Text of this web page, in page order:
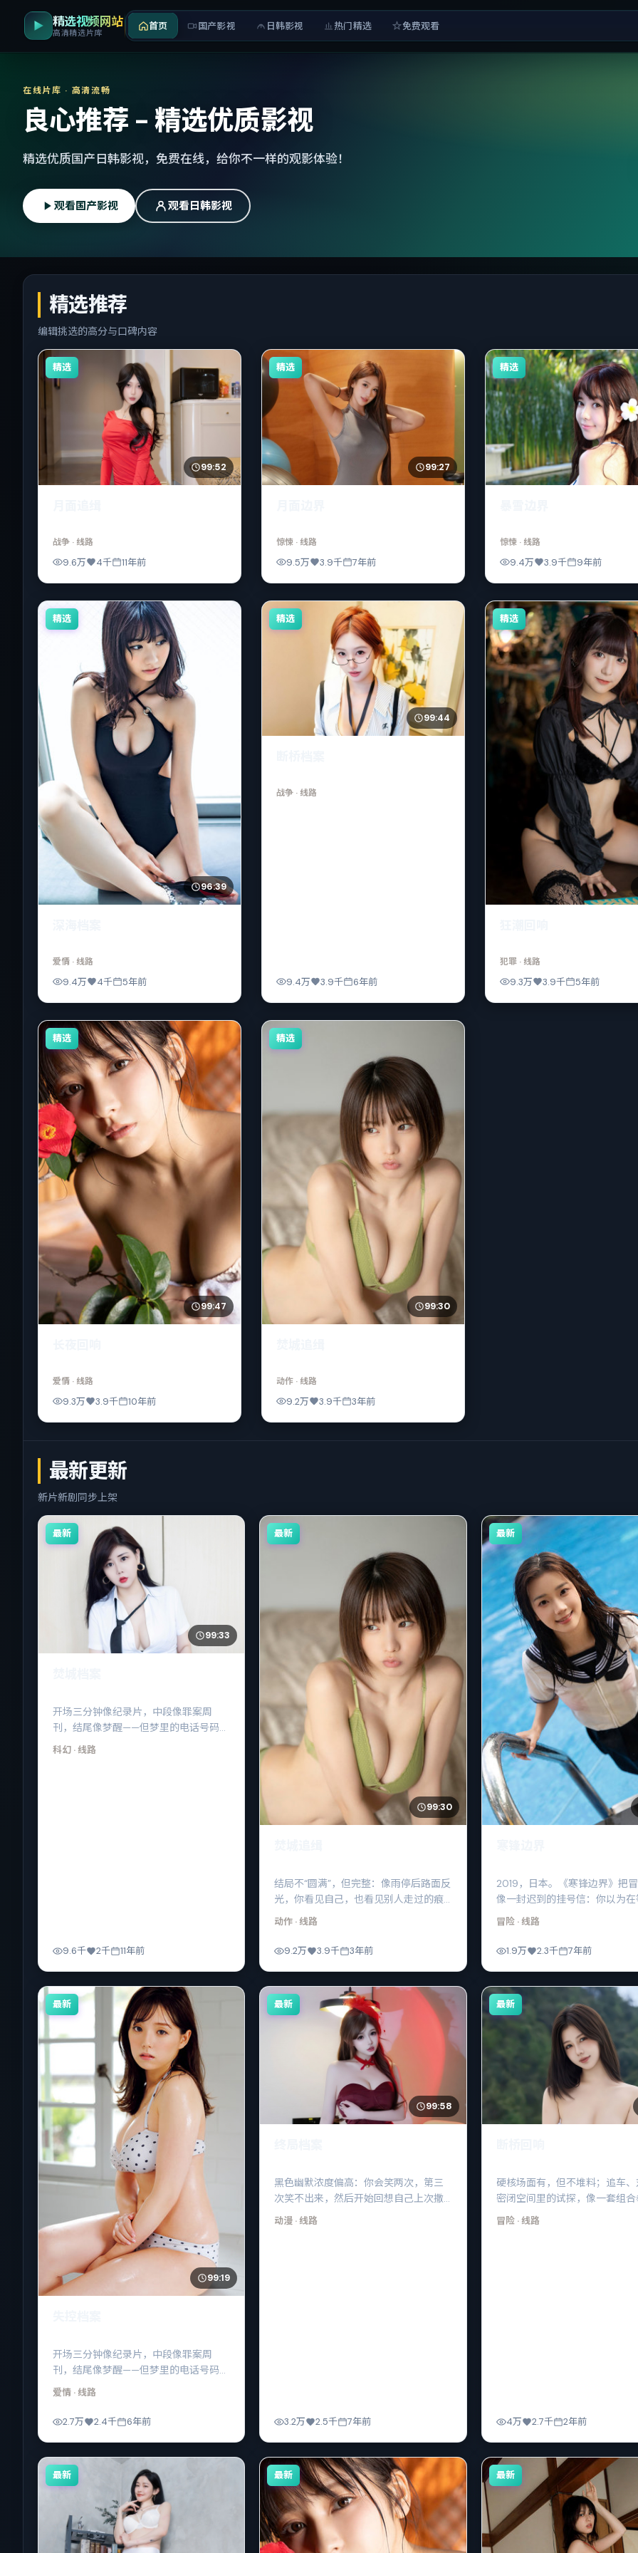
精选视频网站
高清精选片库
首页 国产影视 日韩影视 热门精选 免费观看
在线片库 · 高清流畅
良心推荐 - 精选优质影视
精选优质国产日韩影视，免费在线，给你不一样的观影体验！
观看国产影视 观看日韩影视
精选推荐
编辑挑选的高分与口碑内容
精选
99:52
战争 · 线路
9.6万 4千 11年前
精选
99:27
惊悚 · 线路
9.5万 3.9千 7年前
精选
惊悚 · 线路
9.4万 3.9千 9年前
精选
96:39
爱情 · 线路
9.4万 4千 5年前
精选
99:44
战争 · 线路
9.4万 3.9千 6年前
精选
犯罪 · 线路
9.3万 3.9千 5年前
精选
99:47
爱情 · 线路
9.3万 3.9千 10年前
精选
99:30
动作 · 线路
9.2万 3.9千 3年前
最新更新
新片新剧同步上架
最新
99:33
开场三分钟像纪录片，中段像罪案周
刊，结尾像梦醒——但梦里的电话号码，
醒来竟然还能拨通。
科幻 · 线路
9.6千 2千 11年前
最新
99:30
结局不“圆满”，但完整：像雨停后路面反
光，你看见自己，也看见别人走过的痕
迹。
动作 · 线路
9.2万 3.9千 3年前
最新
2019，日本。《寒锋边界》把
像一封迟到的挂号信：你以为在
音，其实等的是自己是否还肯相
冒险· 线路
1.9万 2.3千 7年前
最新
99:19
开场三分钟像纪录片，中段像罪案周
刊，结尾像梦醒——但梦里的电话号码，
醒来竟然还能拨通。
爱情 · 线路
2.7万 2.4千 6年前
最新
99:58
黑色幽默浓度偏高：你会笑两次，第三
次笑不出来，然后开始回想自己上次撒
谎是什么时候。
动漫 · 线路
3.2万 2.5千 7年前
最新
硬核场面有，但不堆料；追车
密闭空间里的试探，像一套组
后一拳打在“选择”上。
冒险· 线路
4万 2.7千 2年前
最新 最新 最新